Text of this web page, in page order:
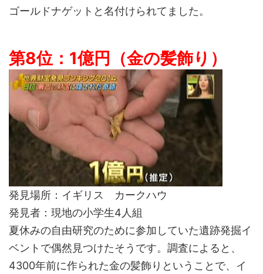
ゴールドナゲットと名付けられてました。
第8位：1億円（金の髪飾り）
発見場所：イギリス カークハウ
発見者：現地の小学生4人組
夏休みの自由研究のために参加していた遺跡発掘イ
ベントで偶然見つけたそうです。調査によると、
4300年前に作られた金の髪飾りということで、イ